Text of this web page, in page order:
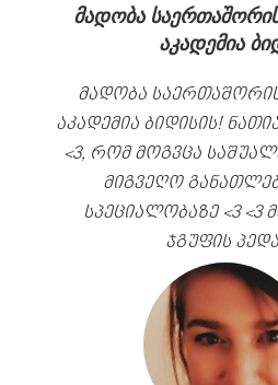
მადობა
აკადემია
მადობა
აკადემია ბიდისის!
<3, რომ მოგვცა
მიგვეღო
სპეციალობაზე <3 <3
ჯგუფის